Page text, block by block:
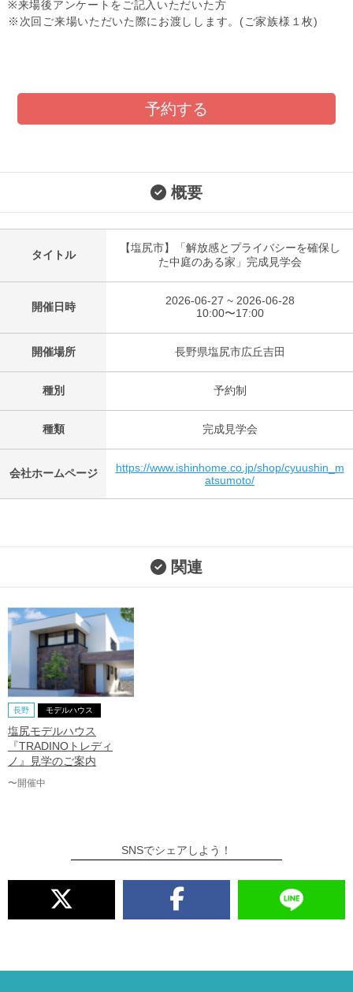
※来場後アンケートをご記入いただいた方
※次回ご来場いただいた際にお渡しします。(ご家族様１枚)
予約する
概要
タイトル
【塩尻市】「解放感とプライバシーを確保し
た中庭のある家」完成見学会
開催日時
2026-06-27 ~ 2026-06-28
10:00〜17:00
開催場所 長野県塩尻市広丘吉田
種別 予約制
種類 完成見学会
会社ホームページ
https://www.ishinhome.co.jp/shop/cyuushin_m
atsumoto/
関連
長野 モデルハウス
塩尻モデルハウス
『TRADINOトレディ
ノ』見学のご案内
〜開催中
SNSでシェアしよう！